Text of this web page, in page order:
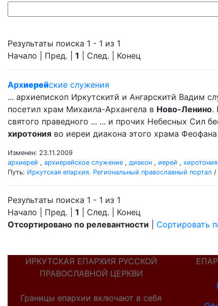
Результаты поиска 1 - 1 из 1
Начало | Пред. | 1 | След. | Конец
Архиерейские служения
... архиепископ Иркутскитй и Ангарскитй Вадим
посетил храм Михаила-Архангела в Ново-Ленино.
святого праведного ... ... и прочих Небесных Сил
хиротония во иереи диакона этого храма
Изменен: 23.11.2009
архиерей , архиерейское служение , диакон , иерей , хиротония
Путь: Иркутская епархия. Региональный православный портал /
Результаты поиска 1 - 1 из 1
Начало | Пред. | 1 | След. | Конец
Отсортировано по релевантности
Сортировать
ИРКУТСКАЯ ЕПАРХИЯ РУССКОЙ
ПРАВОСЛАВНОЙ ЦЕРКВИ
Границы епархии включают в себя